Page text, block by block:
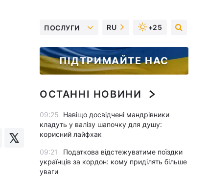
ПОСЛУГИ RU +25
ПІДТРИМАЙТЕ НАС
ОСТАННІ НОВИНИ
09:25
Навіщо досвідчені мандрівники
кладуть у валізу шапочку для душу:
корисний лайфхак
09:21
Податкова відстежуватиме поїздки
українців за кордон: кому приділять більше
уваги